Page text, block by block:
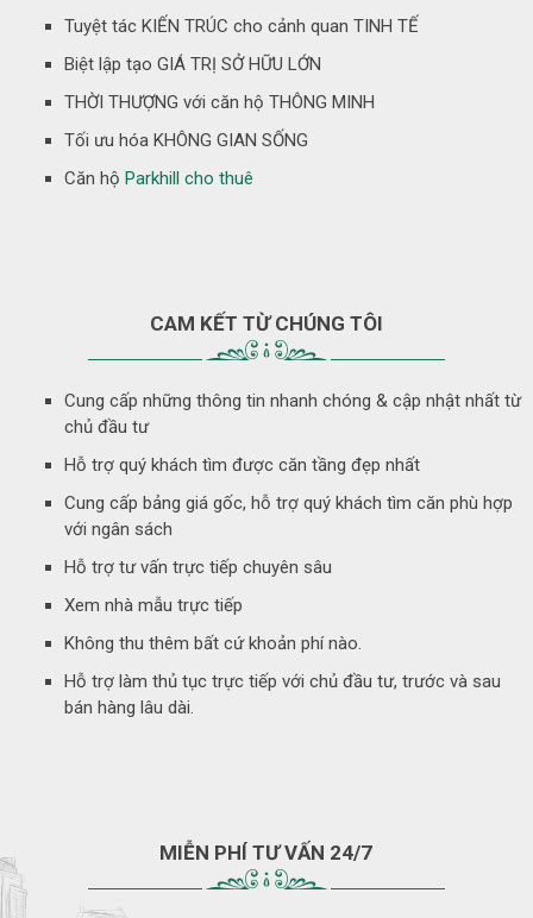
Tuyệt tác KIẾN TRÚC cho cảnh quan TINH TẾ
Biệt lập tạo GIÁ TRỊ SỞ HỮU LỚN
THỜI THƯỢNG với căn hộ THÔNG MINH
Tối ưu hóa KHÔNG GIAN SỐNG
Căn hộParkhill cho thuê
CAM KẾT TỪ CHÚNG TÔI
Cung cấp những thông tin nhanh chóng & cập nhật nhất từ
chủ đầu tư
Hỗ trợ quý khách tìm được căn tầng đẹp nhất
Cung cấp bảng giá gốc, hỗ trợ quý khách tìm căn phù hợp
với ngân sách
Hỗ trợ tư vấn trực tiếp chuyên sâu
Xem nhà mẫu trực tiếp
Không thu thêm bất cứ khoản phí nào.
Hỗ trợ làm thủ tục trực tiếp với chủ đầu tư, trước và sau
bán hàng lâu dài.
MIỄN PHÍ TƯ VẤN 24/7